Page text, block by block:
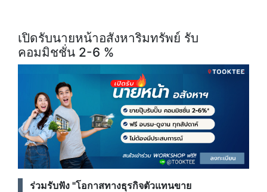
เปิดรับนายหน้าอสังหาริมทรัพย์ รับ
คอมมิชชั่น 2-6 %
ร่วมรับฟัง "โอกาสทางธุรกิจตัวแทนขาย